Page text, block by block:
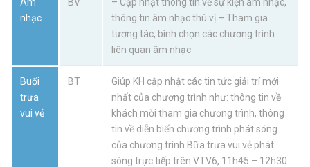
nhạc
thông tin âm nhạc thú vị.– Tham gia
tương tác, bình chọn các chương trình
liên quan âm nhạc
Buổi
trưa
vui vẻ
BT
Giúp KH cập nhật các tin tức giải trí mới
nhất của chương trình như: thông tin về
khách mời tham gia chương trình, thông
tin về diễn biến chương trình phát sóng…
của chương trình Bữa trưa vui vẻ phát
sóng trực tiếp trên VTV6, 11h45 – 12h30